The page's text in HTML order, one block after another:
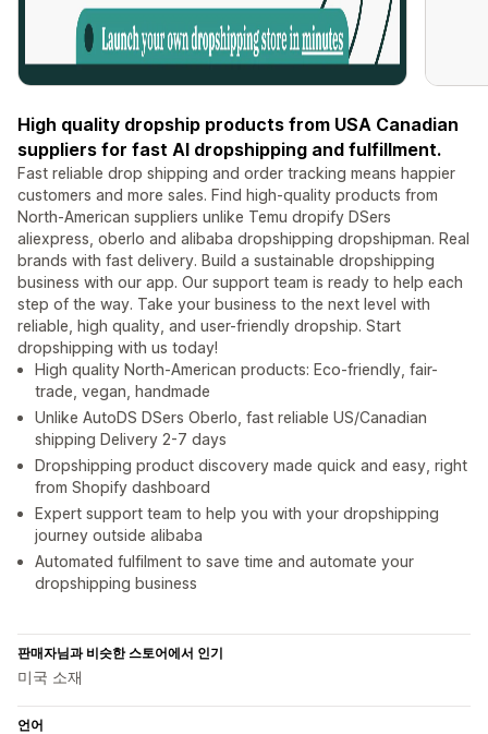
High quality dropship products from USA Canadian
suppliers for fast AI dropshipping and fulfillment.
Fast reliable drop shipping and order tracking means happier
customers and more sales. Find high-quality products from
North-American suppliers unlike Temu dropify DSers
aliexpress, oberlo and alibaba dropshipping dropshipman. Real
brands with fast delivery. Build a sustainable dropshipping
business with our app. Our support team is ready to help each
step of the way. Take your business to the next level with
reliable, high quality, and user-friendly dropship. Start
dropshipping with us today!
High quality North-American products: Eco-friendly, fair-
trade, vegan, handmade
Unlike AutoDS DSers Oberlo, fast reliable US/Canadian
shipping Delivery 2-7 days
Dropshipping product discovery made quick and easy, right
from Shopify dashboard
Expert support team to help you with your dropshipping
journey outside alibaba
Automated fulfilment to save time and automate your
dropshipping business
판매자님과 비슷한 스토어에서 인기
미국 소재
언어